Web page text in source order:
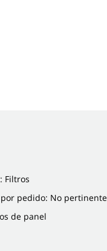
Filtros
pedido: No pertinente
de panel